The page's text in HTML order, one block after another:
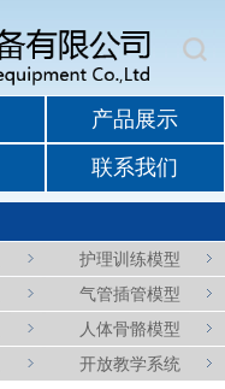
产品展示
联系我们
护理训练模型
气管插管模型
人体骨骼模型
开放教学系统